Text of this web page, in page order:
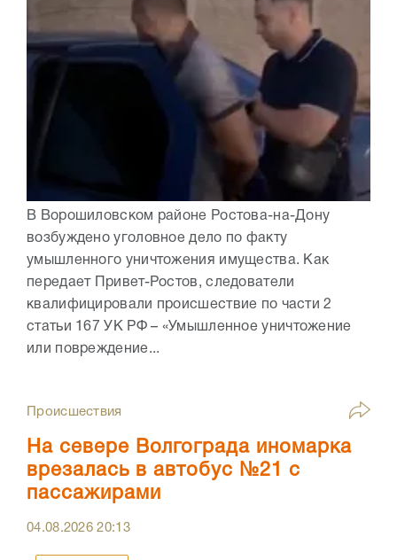
В Ворошиловском районе Ростова-на-Дону
возбуждено уголовное дело по факту
умышленного уничтожения имущества. Как
передает Привет-Ростов, следователи
квалифицировали происшествие по части 2
статьи 167 УК РФ – «Умышленное уничтожение
или повреждение...
Происшествия
На севере Волгограда иномарка
врезалась в автобус №21 с
пассажирами
04.08.202620:13